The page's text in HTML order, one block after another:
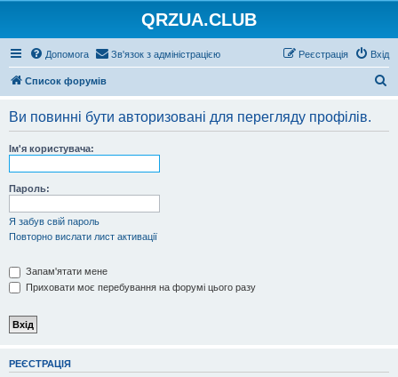
QRZUA.CLUB
Допомога Зв'язок з адміністрацією Вхід
Реєстрація
Список форумів
Ви повинні бути авторизовані для перегляду профілів.
Ім'я користувача:
Пароль:
Я забув свій пароль
Повторно вислати лист активації
Запам'ятати мене
Приховати моє перебування на форумі цього разу
РЕЄСТРАЦІЯ